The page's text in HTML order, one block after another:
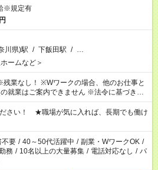
※規定有
川県)駅 / 下飯田駅 / …
ームなど＞
の場合、他のお仕事と
就業はご案内できません ※法令に基づき、
社会保険への加入対象となります ※労働者
の原則禁止）により、短時間・短期間の就
場合があります
さい！ ★職場が気に入れば、長期でも働け
不要 / 40～50代活躍中 / 副業・WワークOK /
務 / 10名以上の大量募集 / 電話対応なし / パ